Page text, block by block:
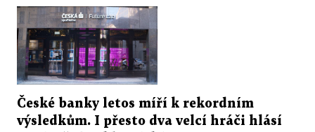
České banky letos míří k rekordním
výsledkům. I přesto dva velcí hráči hlásí